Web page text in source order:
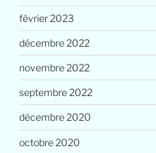
février 2023
décembre 2022
novembre 2022
septembre 2022
décembre 2020
octobre 2020